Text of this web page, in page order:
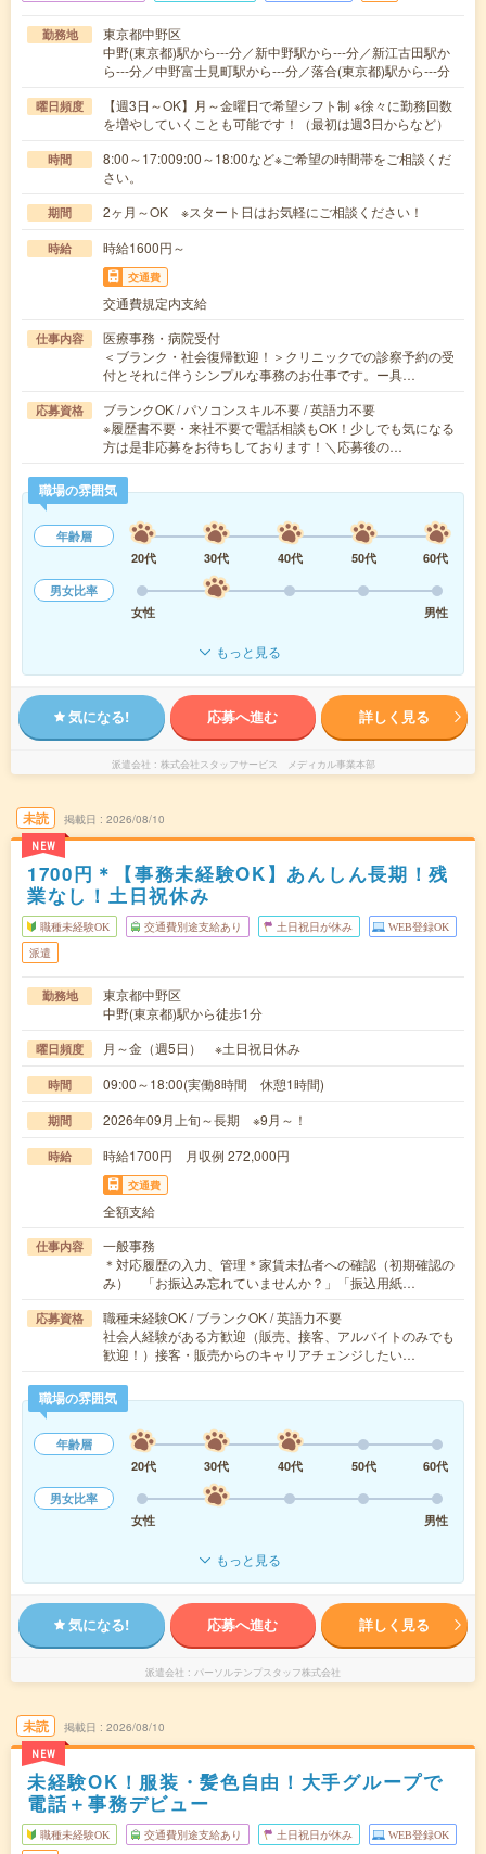
勤務地
東京都中野区
中野(東京都)駅から---分／新中野駅から---分／新江古田駅か
ら---分／中野富士見町駅から---分／落合(東京都)駅から---分
曜日頻度
【週3日～OK】月～金曜日で希望シフト制 ※徐々に勤務回数
を増やしていくことも可能です！（最初は週3日からなど）
時間
8:00～17:009:00～18:00など※ご希望の時間帯をご相談くだ
さい。
期間 2ヶ月～OK ※スタート日はお気軽にご相談ください！
時給 時給1600円～
交通費
交通費規定内支給
仕事内容
医療事務・病院受付
＜ブランク・社会復帰歓迎！＞クリニックでの診察予約の受
付とそれに伴うシンプルな事務のお仕事です。ー具…
応募資格
ブランクOK / パソコンスキル不要 / 英語力不要
※履歴書不要・来社不要で電話相談もOK！少しでも気になる
方は是非応募をお待ちしております！＼応募後の…
職場の雰囲気
年齢層
20代
30代 40代 50代
60代
男女比率
女性
男性
もっと見る
気になる! 応募へ進む 詳しく見る
派遣会社 株式会社スタッフサービス メディカル事業本部
未読
NEW
掲載日 2026/08/10
1700円＊【事務未経験OK】あんしん長期！残
業なし！土日祝休み
職種未経験OK 交通費別途支給あり 土日祝日が休み WEB登録OK
派遣
勤務地
東京都中野区
中野(東京都)駅から徒歩1分
曜日頻度 月～金（週5日） ※土日祝日休み
時間 09:00～18:00(実働8時間 休憩1時間)
期間 2026年09月上旬～長期 ※9月～！
時給 時給1700円 月収例 272,000円
交通費
全額支給
仕事内容
一般事務
＊対応履歴の入力、管理＊家賃未払者への確認（初期確認の
み） 「お振込み忘れていませんか？」「振込用紙…
応募資格
職種未経験OK / ブランクOK / 英語力不要
社会人経験がある方歓迎（販売、接客、アルバイトのみでも
歓迎！）接客・販売からのキャリアチェンジしたい…
職場の雰囲気
年齢層
20代
30代 40代 50代
60代
男女比率
女性
男性
もっと見る
気になる! 応募へ進む 詳しく見る
派遣会社 パーソルテンプスタッフ株式会社
未読
NEW
掲載日 2026/08/10
未経験OK！服装・髪色自由！大手グループで
電話＋事務デビュー
職種未経験OK 交通費別途支給あり 土日祝日が休み WEB登録OK